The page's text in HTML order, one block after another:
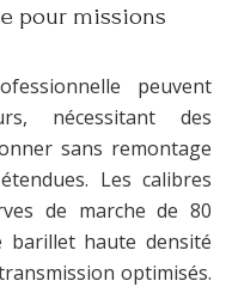
pour missions
peuvent
nécessitant des
sans remontage
Les calibres
de marche de 80
barillet haute densité
optimisés.